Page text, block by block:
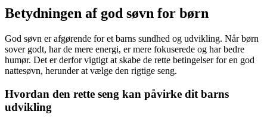
Betydningen af god søvn for børn
God søvn er afgørende for et barns sundhed og udvikling. Når børn
sover godt, har de mere energi, er mere fokuserede og har bedre
humør. Det er derfor vigtigt at skabe de rette betingelser for en god
nattesøvn, herunder at vælge den rigtige seng.
Hvordan den rette seng kan påvirke dit barns
udvikling